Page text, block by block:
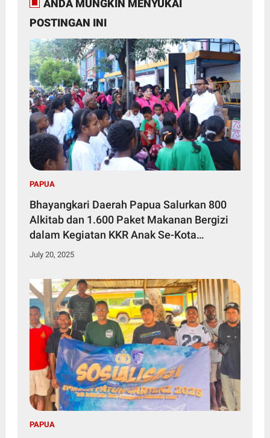
ANDA MUNGKIN MENYUKAI
POSTINGAN INI
PAPUA
Bhayangkari Daerah Papua Salurkan 800
Alkitab dan 1.600 Paket Makanan Bergizi
dalam Kegiatan KKR Anak Se-Kota
Jayapura
July 20, 2025
PAPUA